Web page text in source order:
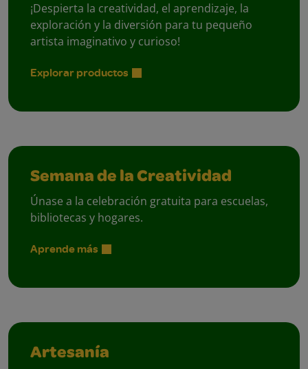
¡Despierta la creatividad, el aprendizaje, la
exploración y la diversión para tu pequeño
artista imaginativo y curioso!
Explorar productos
Semana de la Creatividad
Únase a la celebración gratuita para escuelas,
bibliotecas y hogares.
Aprende más
Artesanía